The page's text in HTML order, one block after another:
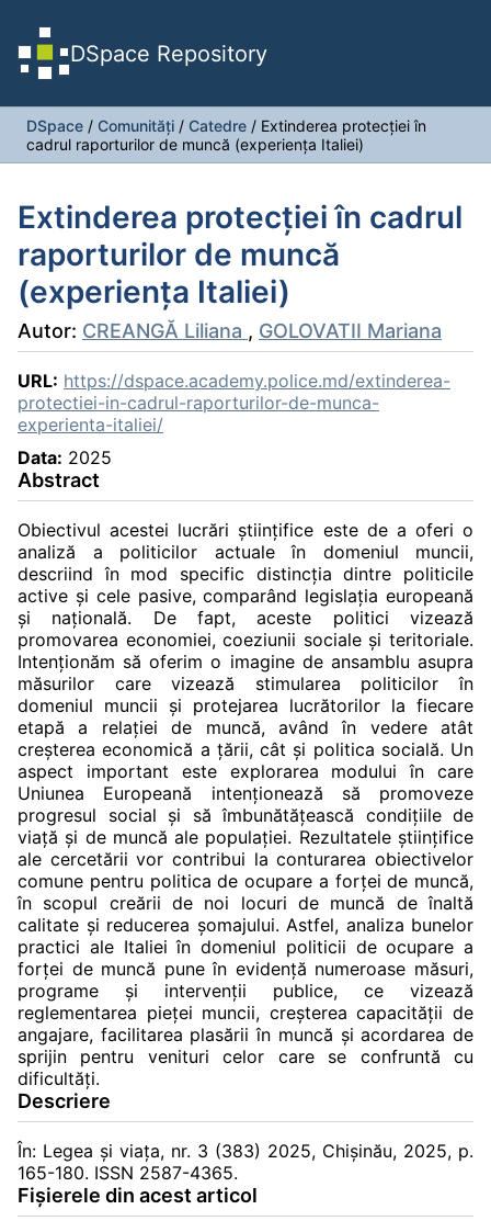
DSpace Repository
DSpace / Comunități / Catedre / Extinderea protecției în
cadrul raporturilor de muncă (experiența Italiei)
Extinderea protecției în cadrul
raporturilor de muncă
(experiența Italiei)
Autor: CREANGĂ Liliana , GOLOVATII Mariana
URL: https://dspace.academy.police.md/extinderea-
protectiei-in-cadrul-raporturilor-de-munca-
experienta-italiei/
Data: 2025
Abstract
Obiectivul acestei lucrări științifice este de a oferi o
analiză a politicilor actuale în domeniul muncii,
descriind în mod specific distincția dintre politicile
active și cele pasive, comparând legislația europeană
și națională. De fapt, aceste politici vizează
promovarea economiei, coeziunii sociale și teritoriale.
Intenționăm să oferim o imagine de ansamblu asupra
măsurilor care vizează stimularea politicilor în
domeniul muncii și protejarea lucrătorilor la fiecare
etapă a relației de muncă, având în vedere atât
creșterea economică a țării, cât și politica socială. Un
aspect important este explorarea modului în care
Uniunea Europeană intenționează să promoveze
progresul social și să îmbunătățească condițiile de
viață și de muncă ale populației. Rezultatele științifice
ale cercetării vor contribui la conturarea obiectivelor
comune pentru politica de ocupare a forței de muncă,
în scopul creării de noi locuri de muncă de înaltă
calitate și reducerea șomajului. Astfel, analiza bunelor
practici ale Italiei în domeniul politicii de ocupare a
forței de muncă pune în evidență numeroase măsuri,
programe și intervenții publice, ce vizează
reglementarea pieței muncii, creșterea capacității de
angajare, facilitarea plasării în muncă și acordarea de
sprijin pentru venituri celor care se confruntă cu
dificultăți.
Descriere
În: Legea și viața, nr. 3 (383) 2025, Chișinău, 2025, p.
165-180. ISSN 2587-4365.
Fișierele din acest articol